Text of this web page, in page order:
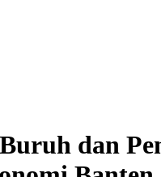
dan